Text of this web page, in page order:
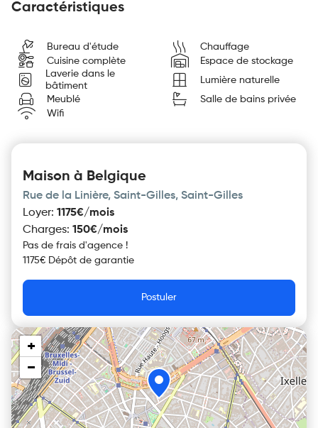
Caractéristiques
Bureau d'étude
Chauffage
Cuisine complète
Espace de stockage
Laverie dans le
bâtiment
Lumière naturelle
Meublé
Salle de bains privée
Wifi
Maison à Belgique
Rue de la Linière, Saint-Gilles, Saint-Gilles
Loyer: 1175€/mois
Charges: 150€/mois
Pas de frais d'agence !
1175€ Dépôt de garantie
Postuler
+
−